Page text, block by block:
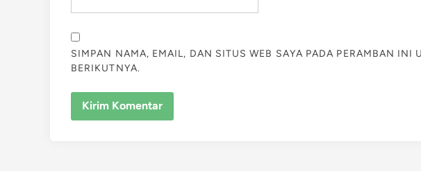
SIMPAN NAMA, EMAIL, DAN SITUS WEB SAYA PADA PERAMBAN INI
BERIKUTNYA.